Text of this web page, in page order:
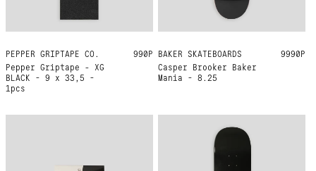
PEPPER GRIPTAPE CO.
Pepper Griptape - XG
BLACK - 9 x 33,5 -
1pcs
ONE SIZE 990Р BAKER SKATEBOARDS
Casper Brooker Baker
Mania - 8.25
8.25 9990Р